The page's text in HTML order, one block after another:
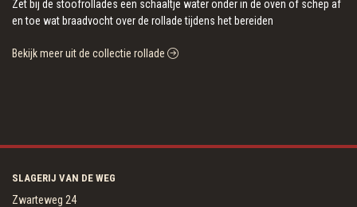
Zet bij de stoofrollades een schaaltje water onder in de oven of schep af
en toe wat braadvocht over de rollade tijdens het bereiden
Bekijk meer uit de collectie rollade
SLAGERIJ VAN DE WEG
Zwarteweg 24